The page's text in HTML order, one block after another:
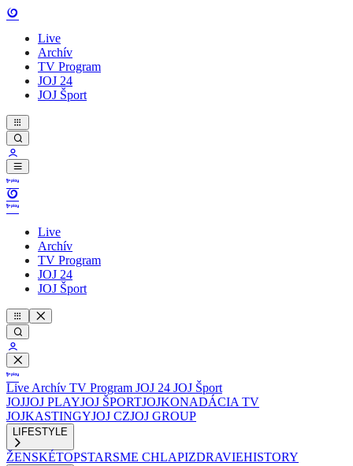
Live
Archív
TV Program
JOJ 24
JOJ Šport
Live
Archív
TV Program
JOJ 24
JOJ Šport
Live Archív TV Program JOJ 24 JOJ Šport
JOJJOJ PLAYJOJ ŠPORTJOJKONADÁCIA TV
JOJKASTINGYJOJ CZJOJ GROUP
LIFESTYLE
ŽENSKÉTOPSTARSME CHLAPIZDRAVIEHISTORY